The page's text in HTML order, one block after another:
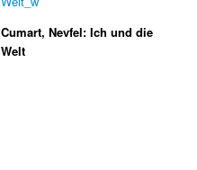
Cumart, Nevfel: Ich und die
Welt